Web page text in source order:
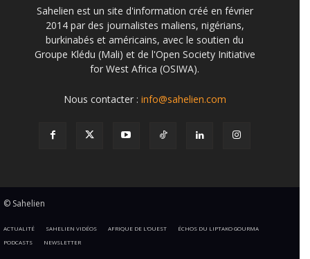
Sahelien est un site d'information créé en février
2014 par des journalistes maliens, nigérians,
burkinabés et américains, avec le soutien du
Groupe Klédu (Mali) et de l'Open Society Initiative
for West Africa (OSIWA).
Nous contacter : info@sahelien.com
© Sahelien
ACTUALITÉ SAHELIEN VIDÉOS AFRIQUE DE L’OUEST
ÉCHOS DU LIPTAKO GOURMA
PODCASTS
NEWSLETTER